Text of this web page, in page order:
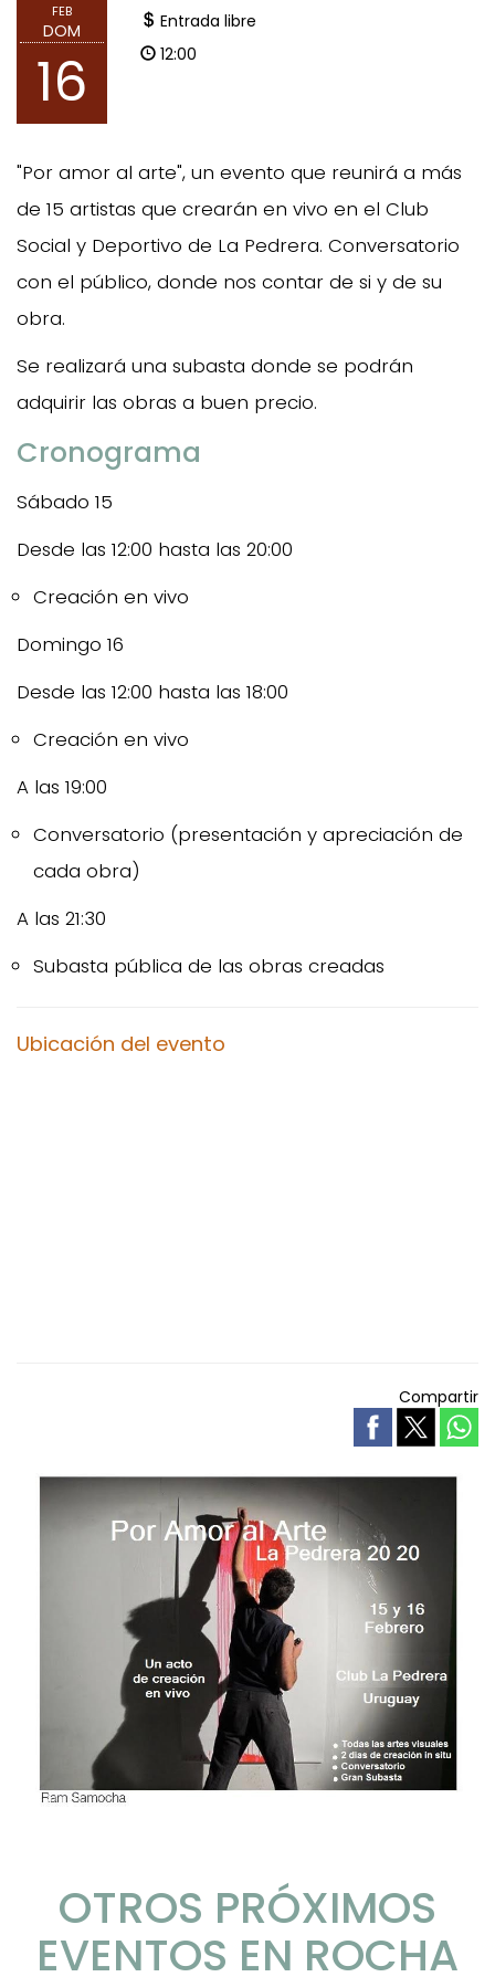
FEB
DOM
16
Entrada libre
12:00
"Por amor al arte", un evento que reunirá a más
de 15 artistas que crearán en vivo en el Club
Social y Deportivo de La Pedrera. Conversatorio
con el público, donde nos contar de si y de su
obra.
Se realizará una subasta donde se podrán
adquirir las obras a buen precio.
Cronograma
Sábado 15
Desde las 12:00 hasta las 20:00
Creación en vivo
Domingo 16
Desde las 12:00 hasta las 18:00
Creación en vivo
A las 19:00
Conversatorio (presentación y apreciación de
cada obra)
A las 21:30
Subasta pública de las obras creadas
Ubicación del evento
Compartir
OTROS PRÓXIMOS
EVENTOS EN ROCHA